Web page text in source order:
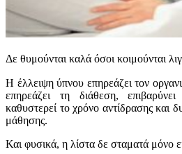
Δε θυμούνται καλά όσοι κοιμούνται
Η έλλειψη ύπνου επηρεάζει τον
επηρεάζει τη διάθεση,
καθυστερεί το χρόνο αντίδρασης και
μάθησης.
Και φυσικά, η λίστα δε σταματά μόνο